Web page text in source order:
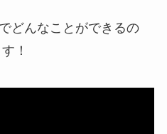
どんなことができるの
！